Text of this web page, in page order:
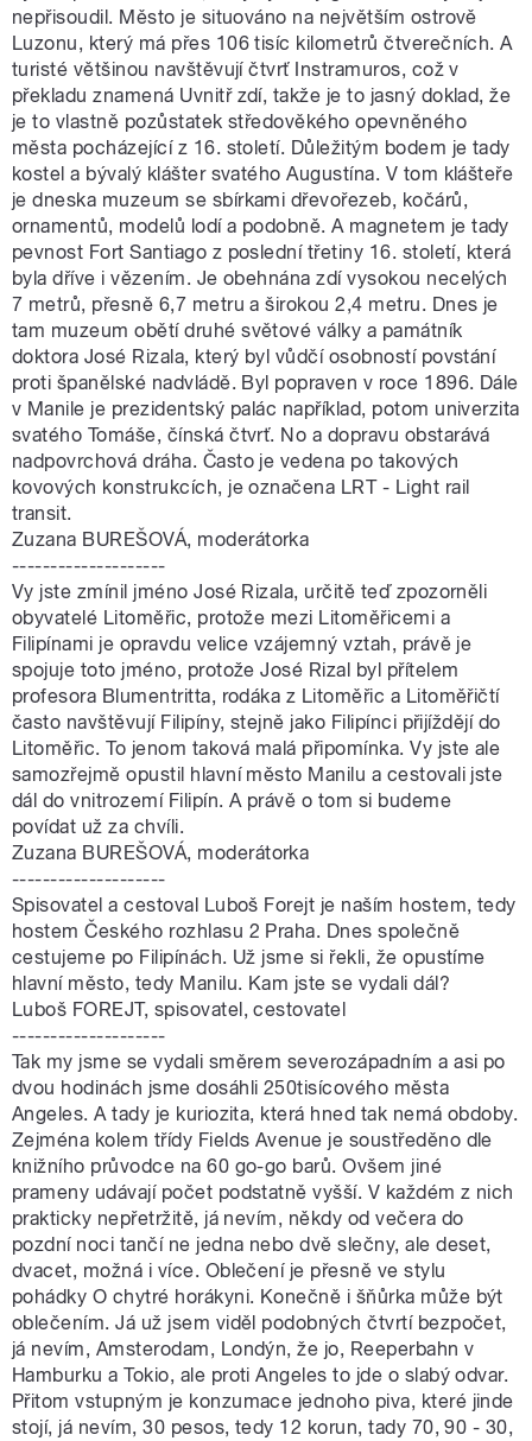
nepřisoudil. Město je situováno na největším ostrově
Luzonu, který má přes 106 tisíc kilometrů čtverečních. A
turisté většinou navštěvují čtvrť Instramuros, což v
překladu znamená Uvnitř zdí, takže je to jasný doklad, že
je to vlastně pozůstatek středověkého opevněného
města pocházející z 16. století. Důležitým bodem je tady
kostel a bývalý klášter svatého Augustína. V tom klášteře
je dneska muzeum se sbírkami dřevořezeb, kočárů,
ornamentů, modelů lodí a podobně. A magnetem je tady
pevnost Fort Santiago z poslední třetiny 16. století, která
byla dříve i vězením. Je obehnána zdí vysokou necelých
7 metrů, přesně 6,7 metru a širokou 2,4 metru. Dnes je
tam muzeum obětí druhé světové války a památník
doktora José Rizala, který byl vůdčí osobností povstání
proti španělské nadvládě. Byl popraven v roce 1896. Dále
v Manile je prezidentský palác například, potom univerzita
svatého Tomáše, čínská čtvrť. No a dopravu obstarává
nadpovrchová dráha. Často je vedena po takových
kovových konstrukcích, je označena LRT - Light rail
transit.
Zuzana BUREŠOVÁ, moderátorka
--------------------
Vy jste zmínil jméno José Rizala, určitě teď zpozorněli
obyvatelé Litoměřic, protože mezi Litoměřicemi a
Filipínami je opravdu velice vzájemný vztah, právě je
spojuje toto jméno, protože José Rizal byl přítelem
profesora Blumentritta, rodáka z Litoměřic a Litoměřičtí
často navštěvují Filipíny, stejně jako Filipínci přijíždějí do
Litoměřic. To jenom taková malá připomínka. Vy jste ale
samozřejmě opustil hlavní město Manilu a cestovali jste
dál do vnitrozemí Filipín. A právě o tom si budeme
povídat už za chvíli.
Zuzana BUREŠOVÁ, moderátorka
--------------------
Spisovatel a cestoval Luboš Forejt je naším hostem, tedy
hostem Českého rozhlasu 2 Praha. Dnes společně
cestujeme po Filipínách. Už jsme si řekli, že opustíme
hlavní město, tedy Manilu. Kam jste se vydali dál?
Luboš FOREJT, spisovatel, cestovatel
--------------------
Tak my jsme se vydali směrem severozápadním a asi po
dvou hodinách jsme dosáhli 250tisícového města
Angeles. A tady je kuriozita, která hned tak nemá obdoby.
Zejména kolem třídy Fields Avenue je soustředěno dle
knižního průvodce na 60 go-go barů. Ovšem jiné
prameny udávají počet podstatně vyšší. V každém z nich
prakticky nepřetržitě, já nevím, někdy od večera do
pozdní noci tančí ne jedna nebo dvě slečny, ale deset,
dvacet, možná i více. Oblečení je přesně ve stylu
pohádky O chytré horákyni. Konečně i šňůrka může být
oblečením. Já už jsem viděl podobných čtvrtí bezpočet,
já nevím, Amsterodam, Londýn, že jo, Reeperbahn v
Hamburku a Tokio, ale proti Angeles to jde o slabý odvar.
Přitom vstupným je konzumace jednoho piva, které jinde
stojí, já nevím, 30 pesos, tedy 12 korun, tady 70, 90 - 30,